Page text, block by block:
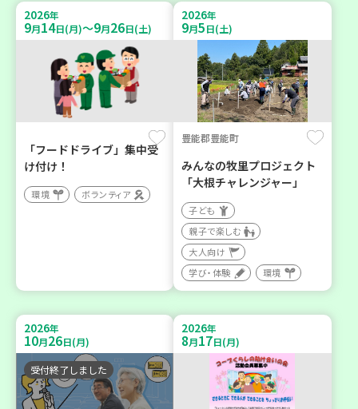
2026年
9月14日(月)～9月26日(土)
「フードドライブ」集中受
け付け！
環境 ボランティア
2026年
9月5日(土)
豊能郡豊能町
みんなの牧里プロジェクト
「大根チャレンジャー」
子ども
親子で楽しむ
大人向け
学び・体験
環境
2026年
10月26日(月)
受付終了しました
2026年
8月17日(月)